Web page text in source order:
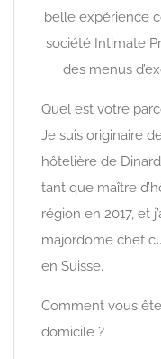
belle expérience
société Intimate
des menus
Quel est votre
Je suis originaire
hôtelière de
tant que maître
région en 2017, et
majordome chef
en Suisse.
Comment vous
domicile ?